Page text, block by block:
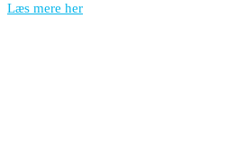
Læs mere her